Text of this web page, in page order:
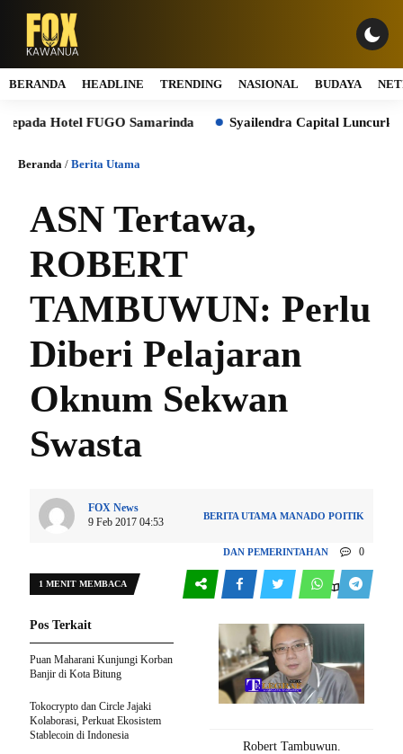
BERANDA HEADLINE TRENDING NASIONAL BUDAYA
Hotel FUGO Samarinda Syailendra Capital Luncurkan
Beranda / Berita Utama
ASN Tertawa,
ROBERT
TAMBUWUN: Perlu
Diberi Pelajaran
Oknum Sekwan
Swasta
FOX News
9 Feb 2017 04:53
BERITA UTAMA MANADO POITIK
DAN PEMERINTAHAN 0
127
1 MENIT MEMBACA
Robert Tambuwun.
Pos Terkait
Puan Maharani Kunjungi Korban
Banjir di Kota Bitung
Tokocrypto dan Circle Jajaki
Kolaborasi, Perkuat Ekosistem
Stablecoin di Indonesia